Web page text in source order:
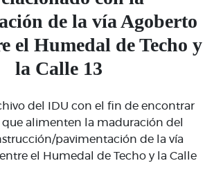
de la vía Agoberto
el Humedal de Techo y
la Calle 13
del IDU con el fin de encontrar
que alimenten la maduración del
pavimentación de la vía
el Humedal de Techo y la Calle